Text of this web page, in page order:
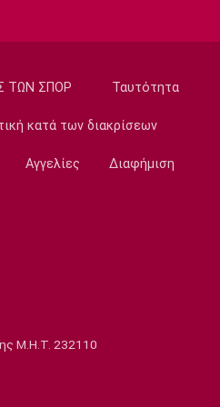
1948: Συλλήψεις 12
ανησυχεί από την
ΤΩΝ ΣΠΟΡ Ταυτότητα
κατά των διακρίσεων
Αγγελίες Διαφήμιση
Μ.Η.Τ. 232110